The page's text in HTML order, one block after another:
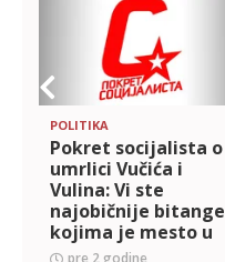
POLITIKA
Pokret socijalista o
umrlici Vučića i
Vulina: Vi ste
najobičnije bitange
kojima je mesto u
zatvoru
pre 2 godine